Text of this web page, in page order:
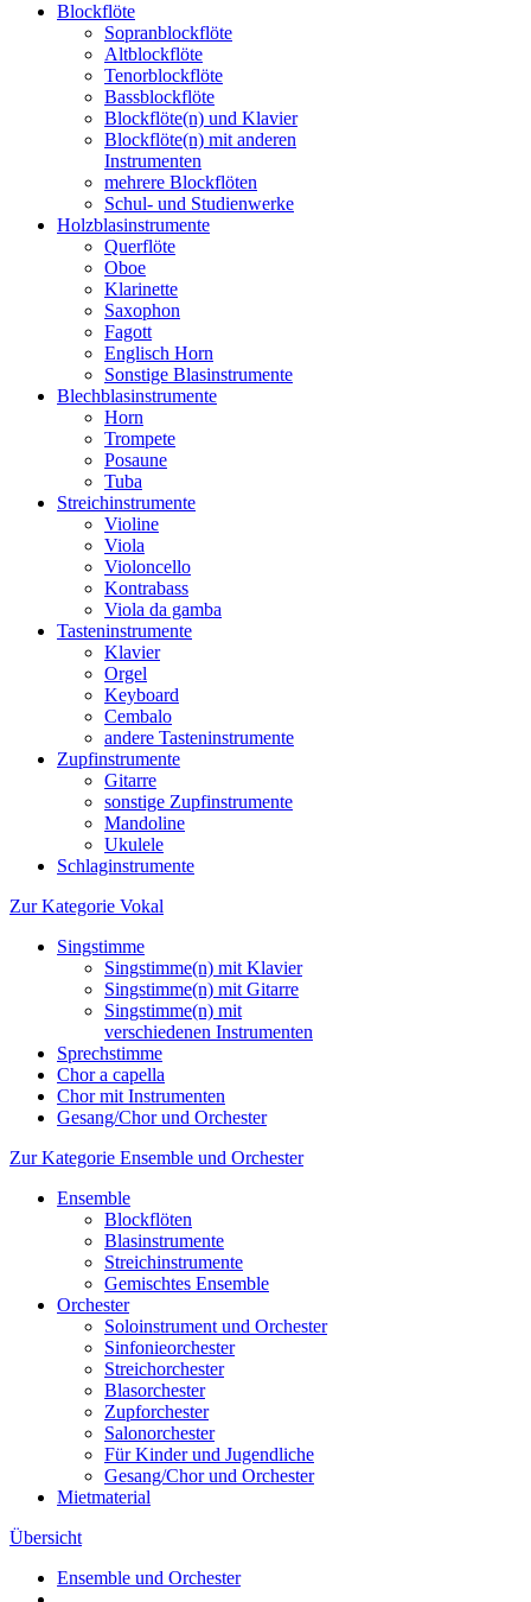
Blockflöte
Sopranblockflöte
Altblockflöte
Tenorblockflöte
Bassblockflöte
Blockflöte(n) und Klavier
Blockflöte(n) mit anderen
Instrumenten
mehrere Blockflöten
Schul- und Studienwerke
Holzblasinstrumente
Querflöte
Oboe
Klarinette
Saxophon
Fagott
Englisch Horn
Sonstige Blasinstrumente
Blechblasinstrumente
Horn
Trompete
Posaune
Tuba
Streichinstrumente
Violine
Viola
Violoncello
Kontrabass
Viola da gamba
Tasteninstrumente
Klavier
Orgel
Keyboard
Cembalo
andere Tasteninstrumente
Zupfinstrumente
Gitarre
sonstige Zupfinstrumente
Mandoline
Ukulele
Schlaginstrumente
Zur Kategorie Vokal
Singstimme
Singstimme(n) mit Klavier
Singstimme(n) mit Gitarre
Singstimme(n) mit
verschiedenen Instrumenten
Sprechstimme
Chor a capella
Chor mit Instrumenten
Gesang/Chor und Orchester
Zur Kategorie Ensemble und Orchester
Ensemble
Blockflöten
Blasinstrumente
Streichinstrumente
Gemischtes Ensemble
Orchester
Soloinstrument und Orchester
Sinfonieorchester
Streichorchester
Blasorchester
Zupforchester
Salonorchester
Für Kinder und Jugendliche
Gesang/Chor und Orchester
Mietmaterial
Übersicht
Ensemble und Orchester